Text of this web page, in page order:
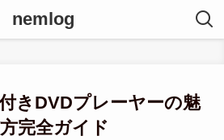
nemlog
きDVDプレーヤーの魅
完全ガイド